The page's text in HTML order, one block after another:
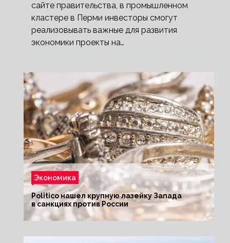
сайте правительства, в промышленном
кластере в Перми инвесторы смогут
реализовывать важные для развития
экономики проекты на…
Экономика
Politico нашел крупную лазейку Запада
в санкциях против России